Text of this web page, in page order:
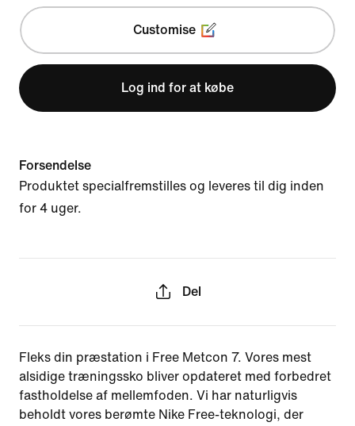
Customise
Log ind for at købe
Forsendelse
Produktet specialfremstilles og leveres til dig inden
for 4 uger.
Del
Fleks din præstation i Free Metcon 7. Vores mest
alsidige træningssko bliver opdateret med forbedret
fastholdelse af mellemfoden. Vi har naturligvis
beholdt vores berømte Nike Free-teknologi, der